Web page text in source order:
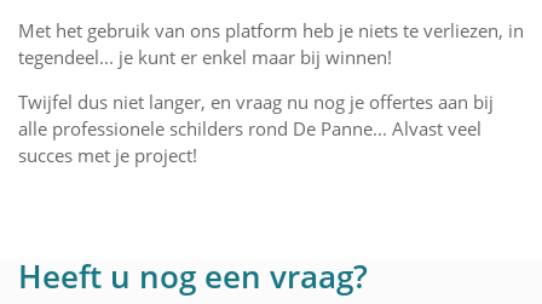
Met het gebruik van ons platform heb je niets te verliezen, in
tegendeel... je kunt er enkel maar bij winnen!
Twijfel dus niet langer, en vraag nu nog je offertes aan bij
alle professionele schilders rond De Panne... Alvast veel
succes met je project!
Heeft u nog een vraag?